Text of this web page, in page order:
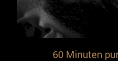
60 Minuten